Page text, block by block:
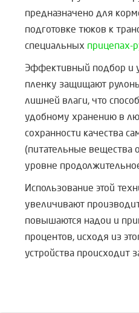
предназначено для
подготовке тюков к
специальных прицепах-
Эффективный подбор и
пленку защищают
лишней влаги, что
удобному хранению в
сохранности качества
(питательные вещества
уровне
Использование этой
увеличивают
повышаются надои и
процентов, исходя из
устройства происходит